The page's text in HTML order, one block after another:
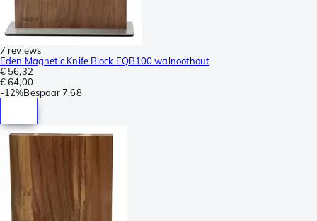
7 reviews
Eden Magnetic Knife Block EQB100 walnoothout
€ 56,32
€ 64,00
-12%Bespaar 7,68